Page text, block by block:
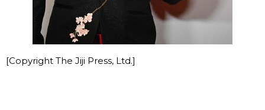
[Copyright The Jiji Press, Ltd.]